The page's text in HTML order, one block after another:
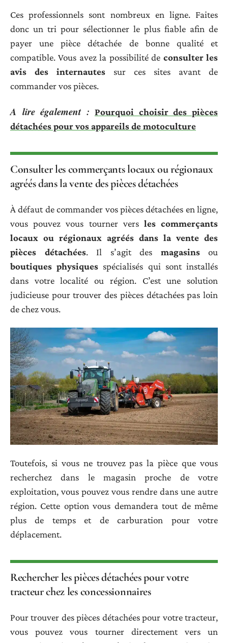
Ces professionnels sont nombreux en ligne. Faites
donc un tri pour sélectionner le plus fiable afin de
payer une pièce détachée de bonne qualité et
compatible. Vous avez la possibilité de consulter les
avis des internautes sur ces sites avant de
commander vos pièces.
A lire également : Pourquoi choisir des pièces
détachées pour vos appareils de motoculture
Consulter les commerçants locaux ou régionaux
agréés dans la vente des pièces détachées
À défaut de commander vos pièces détachées en ligne,
vous pouvez vous tourner vers les commerçants
locaux ou régionaux agréés dans la vente des
pièces détachées. Il s’agit des magasinsou
boutiques physiques spécialisés qui sont installés
dans votre localité ou région. C’est une solution
judicieuse pour trouver des pièces détachées pas loin
de chez vous.
Toutefois, si vous ne trouvez pas la pièce que vous
recherchez dans le magasin proche de votre
exploitation, vous pouvez vous rendre dans une autre
région. Cette option vous demandera tout de même
plus de temps et de carburation pour votre
déplacement.
Rechercher les pièces détachées pour votre
tracteur chez les concessionnaires
Pour trouver des pièces détachées pour votre tracteur,
vous pouvez vous tourner directement vers un